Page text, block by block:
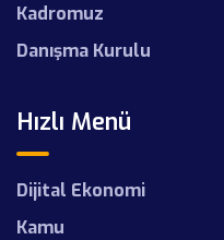
Kadromuz
Danışma Kurulu
Hızlı Menü
Dijital Ekonomi
Kamu